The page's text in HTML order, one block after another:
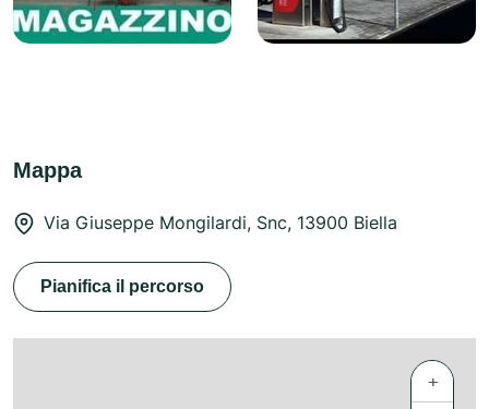
Mappa
Via Giuseppe Mongilardi, Snc, 13900 Biella
Pianifica il percorso
+